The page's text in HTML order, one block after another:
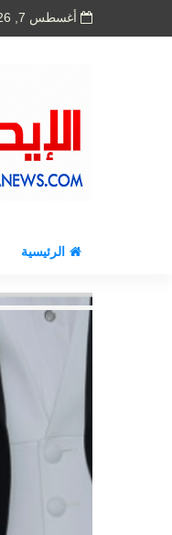
أغسطس 7, 2026
الرئيسية